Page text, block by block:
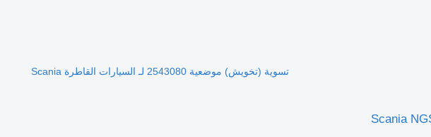
تسوية (تخويش) موضعية 2543080 لـ السيارات القاطرة Scania